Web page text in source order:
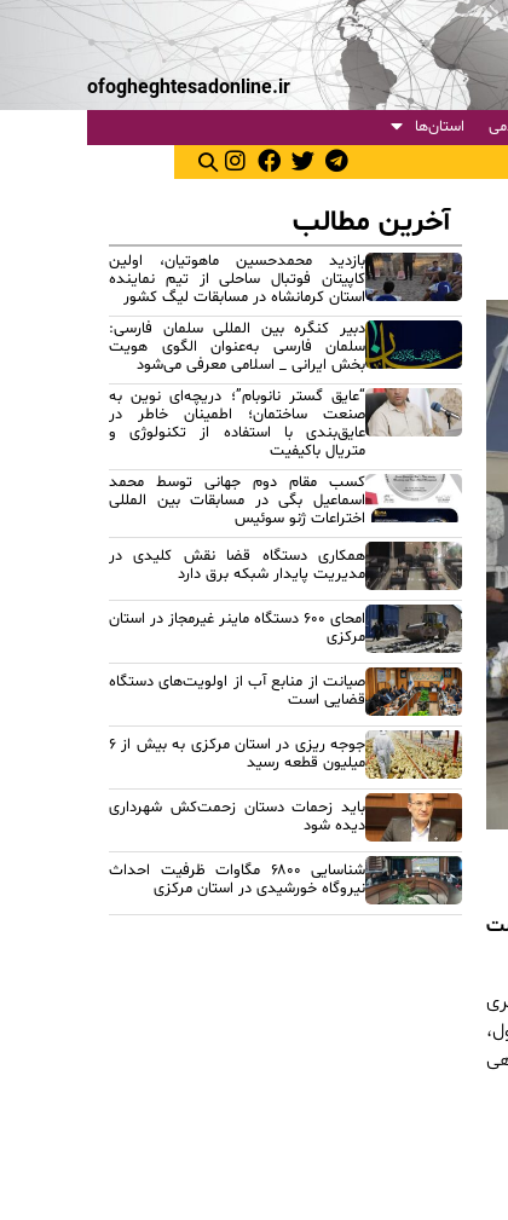
ofogheghtesadonline.ir
استان‌ها
آخرین مطالب
بازدید محمدحسین ماهوتیان، اولین
کاپیتان فوتبال ساحلی از تیم نماینده
استان کرمانشاه در مسابقات لیگ کشور
دبیر کنگره بین المللی سلمان فارسی:
سلمان فارسی به‌عنوان الگوی هویت
بخش ایرانی _ اسلامی معرفی می‌شود
“عایق گستر نانوبام”؛ دریچه‌ای نوین به
صنعت ساختمان؛ اطمینان خاطر در
عایق‌بندی با استفاده از تکنولوژی و
متریال باکیفیت
کسب مقام دوم جهانی توسط محمد
اسماعیل بگی در مسابقات بین المللی
اختراعات ژنو سوئیس
همکاری دستگاه قضا نقش کلیدی در
مدیریت پایدار شبکه برق دارد
امحای ۶۰۰ دستگاه ماینر غیرمجاز در استان
مرکزی
صیانت از منابع آب از اولویت‌های دستگاه
قضایی است
جوجه ریزی در استان مرکزی به بیش از ۶
میلیون قطعه رسید
باید زحمات دستان زحمت‌کش شهرداری
دیده شود
شناسایی ۶۸۰۰ مگاوات ظرفیت احداث
نیروگاه خورشیدی در استان مرکزی